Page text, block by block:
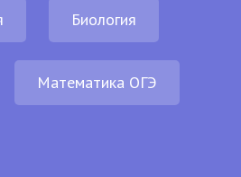
Биология
Математика ОГЭ